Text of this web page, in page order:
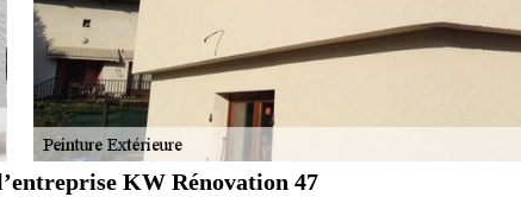
KW Rénovation 47